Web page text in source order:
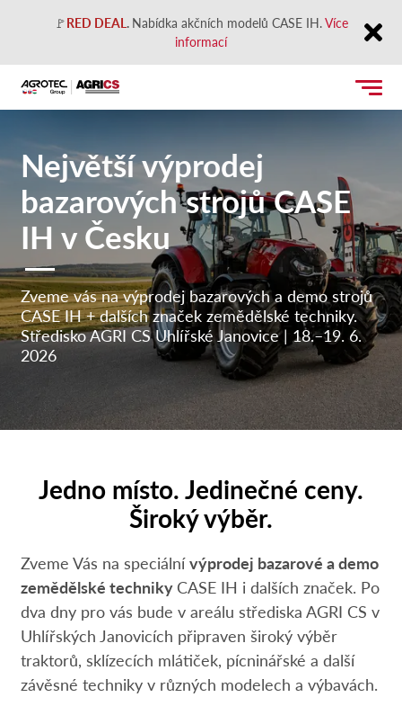
🚩RED DEAL. Nabídka akčních modelů CASE IH.Více
informací
Close
Největší výprodej
bazarových strojů CASE
IH v Česku
Zveme vás na výprodej bazarových a demo strojů
CASE IH + dalších značek zemědělské techniky.
Středisko AGRI CS Uhlířské Janovice | 18.–19. 6.
2026
Jedno místo. Jedinečné ceny.
Široký výběr.
Zveme Vás na speciálnívýprodej bazarové a demo
zemědělské techniky CASE IH i dalších značek. Po
dva dny pro vás bude v areálu střediska AGRI CS v
Uhlířských Janovicích připraven široký výběr
traktorů, sklízecích mlátiček, pícninářské a další
závěsné techniky v různých modelech a výbavách.